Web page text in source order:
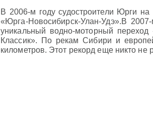
В 2006-м году судостроители Юрги
«Юрга-Новосибирск-Улан-Удэ».В
уникальный водно-моторный
Классик». По рекам Сибири и
километров. Этот рекорд еще никто не